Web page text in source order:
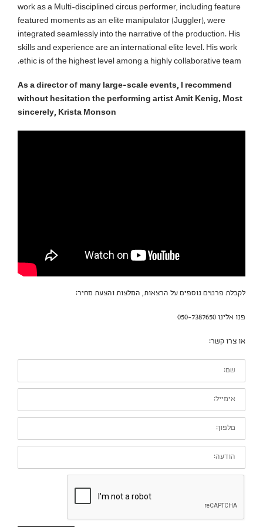
work as a Multi-disciplined circus performer, including feature
featured moments as an elite manipulator (Juggler), were
integrated seamlessly into the narrative of the production. His
skills and experience are an international elite level. His work
ethic is of the highest level among a highly collaborative team.
As a director of many large-scale events, I recommend
without hesitation the performing artist Amit Kenig. Most
sincerely, Krista Monson
לקבלת פרטים נוספים על הרצאות, המלצות והצעת מחיר:
פנו אלינו 050-7387650
או צרו קשר:
שם:
אימייל:
טלפון:
הודעה: